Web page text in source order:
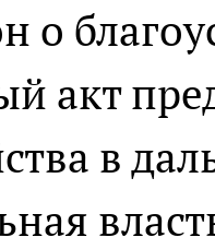
о
акт
в